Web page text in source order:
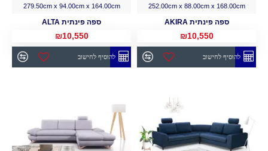
252.00cm x 88.00cm x 168.00cm
ספה פינתית AKIRA
₪10,550
להוסיף לחישוב
279.50cm x 94.00cm x 164.00cm
ספה פינתית ALTA
₪10,550
להוסיף לחישוב